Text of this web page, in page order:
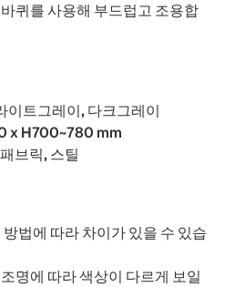
퀴를 사용해 부드럽고 조용합
이트그레이, 다크그레이
x H700~780 mm
브릭, 스틸
법에 따라 차이가 있을 수 있습
명에 따라 색상이 다르게 보일